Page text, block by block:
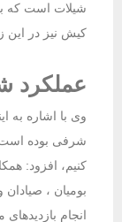
شیلات است که
کیش نیز در این
عملکرد
وی با اشاره به
شرفی بوده است
کنیم، افزود:
بومیان ،
انجام